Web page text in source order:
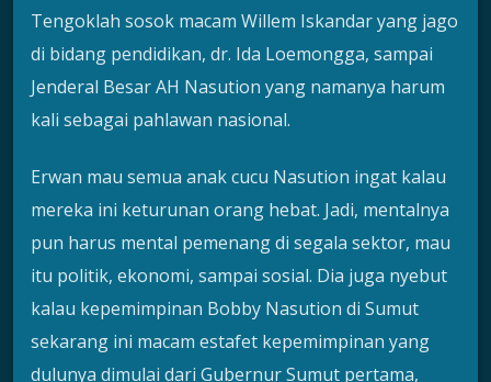
Tengoklah sosok macam Willem Iskandar yang jago
di bidang pendidikan, dr. Ida Loemongga, sampai
Jenderal Besar AH Nasution yang namanya harum
kali sebagai pahlawan nasional.
Erwan mau semua anak cucu Nasution ingat kalau
mereka ini keturunan orang hebat. Jadi, mentalnya
pun harus mental pemenang di segala sektor, mau
itu politik, ekonomi, sampai sosial. Dia juga nyebut
kalau kepemimpinan Bobby Nasution di Sumut
sekarang ini macam estafet kepemimpinan yang
dulunya dimulai dari Gubernur Sumut pertama,